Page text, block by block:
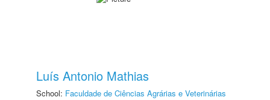
Luís Antonio Mathias
School: Faculdade de Ciências Agrárias e Veterinárias